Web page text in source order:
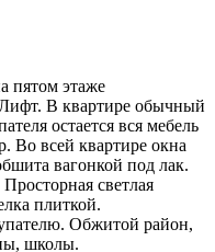
пятом этаже
В квартире обычный
остается вся мебель
Во всей квартире окна
вагонкой под лак.
светлая
плиткой.
Обжитой район,
школы.